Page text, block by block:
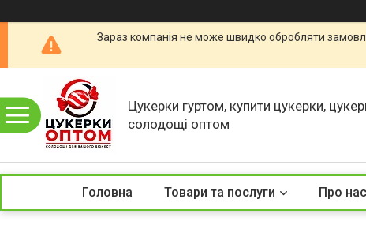
Зараз компанія не може швидко обробляти
Цукерки гуртом, купити цукерки,
солодощі оптом
Головна Товари та послуги Про нас